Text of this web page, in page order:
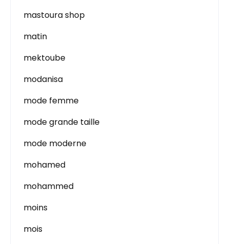
mastoura shop
matin
mektoube
modanisa
mode femme
mode grande taille
mode moderne
mohamed
mohammed
moins
mois